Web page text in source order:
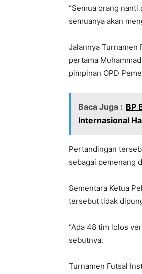
“Semua orang
semuanya akan
Jalannya Turnamen
pertama
pimpinan OPD
Baca Juga : BP
Internasional
Pertandingan
sebagai pemenang
Sementara Ketua
tersebut tidak
“Ada 48 tim lolos
sebutnya.
Turnamen Futsal